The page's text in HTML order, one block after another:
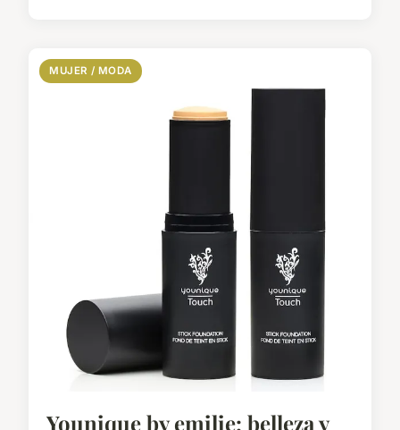
MUJER / MODA
Younique by emilie: belleza y